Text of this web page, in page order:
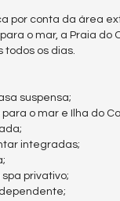
por conta da área
o mar, a Praia
todos os dias.
suspensa;
o mar e Ilha do
integradas;
privativo;